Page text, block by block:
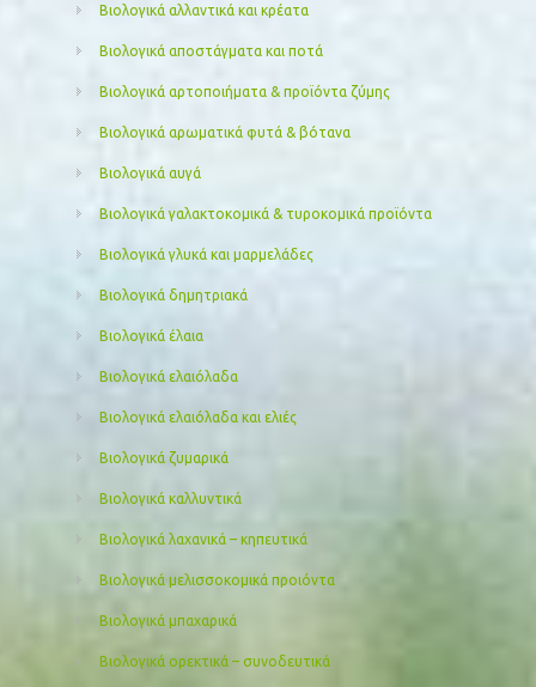
Βιολογικά αλλαντικά και κρέατα
Βιολογικά αποστάγματα και ποτά
Βιολογικά αρτοποιήματα & προϊόντα ζύμης
Βιολογικά αρωματικά φυτά & βότανα
Βιολογικά αυγά
Βιολογικά γαλακτοκομικά & τυροκομικά προϊόντα
Βιολογικά γλυκά και μαρμελάδες
Βιολογικά δημητριακά
Βιολογικά έλαια
Βιολογικά ελαιόλαδα
Βιολογικά ελαιόλαδα και ελιές
Βιολογικά ζυμαρικά
Βιολογικά καλλυντικά
Βιολογικά λαχανικά – κηπευτικά
Βιολογικά μελισσοκομικά προιόντα
Βιολογικά μπαχαρικά
Βιολογικά ορεκτικά – συνοδευτικά